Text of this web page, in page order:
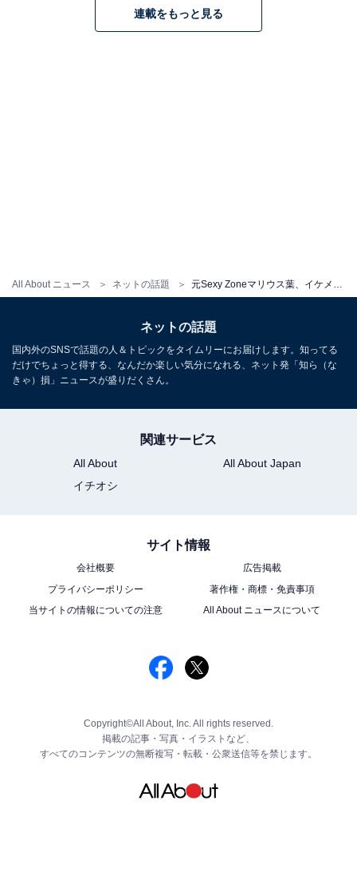
All About ニュース ネットの話題 元Sexy Zoneマリウス葉、イケメンすぎる自撮りショット！ 「かっこよさ増してない？」「男らしさが半端ないっす」
連載をもっと見る
ネットの話題
国内外のSNSで話題の人＆トピックをタイムリーにお届けします。知ってる
だけでちょっと得する、なんだか楽しい気分になれる、ネット発「知ら（な
きゃ）損」ニュースが盛りだくさん。
関連サービス
All About
All About Japan
イチオシ
サイト情報
会社概要
広告掲載
プライバシーポリシー
著作権・商標・免責事項
当サイトの情報についての注意
All About ニュースについて
Copyright©All About, Inc. All rights reserved.
掲載の記事・写真・イラストなど、
すべてのコンテンツの無断複写・転載・公衆送信等を禁じます。